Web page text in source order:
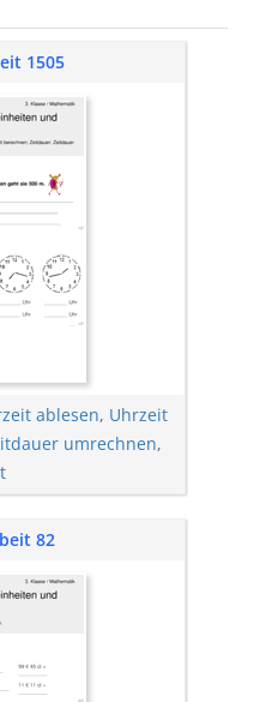
1505
ablesen, Uhrzeit
umrechnen,
82